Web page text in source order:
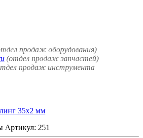
продаж оборудования)
(отдел продаж запчастей)
продаж инструмента
Артикул: 251